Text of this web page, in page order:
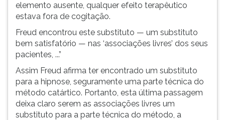
elemento ausente, qualquer efeito terapêutico
estava fora de cogitação.
Freud encontrou este substituto — um substituto
bem satisfatório — nas ‘associações livres’ dos seus
pacientes, ...”
Assim Freud afirma ter encontrado um substituto
para a hipnose, seguramente uma parte técnica do
método catártico. Portanto, esta última passagem
deixa claro serem as associações livres um
substituto para a parte técnica do método, a